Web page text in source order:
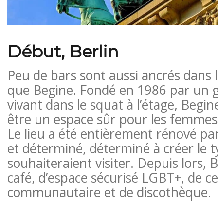
Début, Berlin
Peu de bars sont aussi ancrés dans
que Begine. Fondé en 1986 par un
vivant dans le squat à l’étage,
être un espace sûr pour les
Le lieu a été entièrement rénové
et déterminé, déterminé à créer le
souhaiteraient visiter. Depuis lors,
café, d’espace sécurisé LGBT+, de
communautaire et de discothèque.